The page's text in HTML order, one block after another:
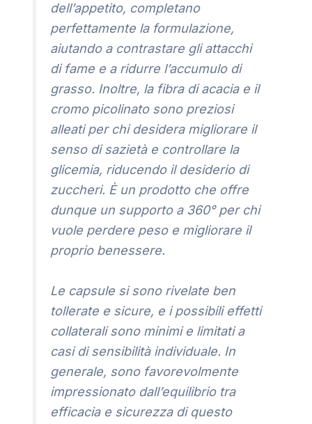
dell’appetito, completano
perfettamente la formulazione,
aiutando a contrastare gli attacchi
di fame e a ridurre l’accumulo di
grasso. Inoltre, la fibra di acacia e il
cromo picolinato sono preziosi
alleati per chi desidera migliorare il
senso di sazietà e controllare la
glicemia, riducendo il desiderio di
zuccheri. È un prodotto che offre
dunque un supporto a 360° per chi
vuole perdere peso e migliorare il
proprio benessere.
Le capsule si sono rivelate ben
tollerate e sicure, e i possibili effetti
collaterali sono minimi e limitati a
casi di sensibilità individuale. In
generale, sono favorevolmente
impressionato dall’equilibrio tra
efficacia e sicurezza di questo